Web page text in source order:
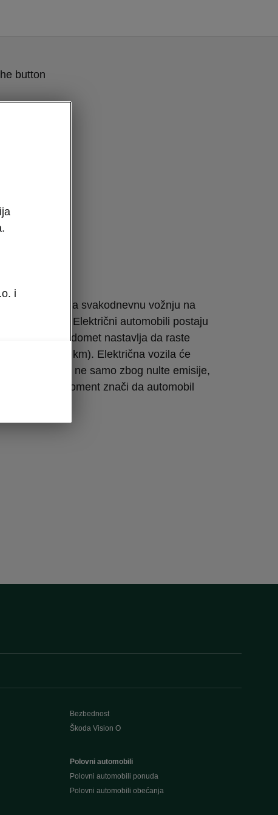
button
je idealan za svakodnevnu vožnju na
po gradu. Električni automobili postaju
jer njihov domet nastavlja da raste
stotina km). Električna vozila će
osmeh na lice ne samo zbog nulte emisije,
veliki obrtni moment znači da automobil
Bezbednost
Škoda Vision O
Polovni automobili
Polovni automobili ponuda
Polovni automobili obećanja
i